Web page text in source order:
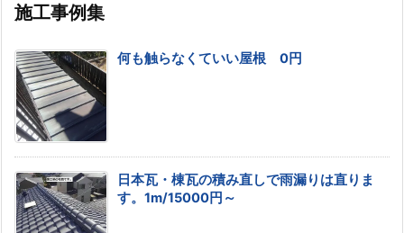
施工事例集
何も触らなくていい屋根 0円
日本瓦・棟瓦の積み直しで雨漏りは直りま
す。1m/15000円～